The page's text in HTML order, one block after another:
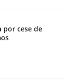
cese de